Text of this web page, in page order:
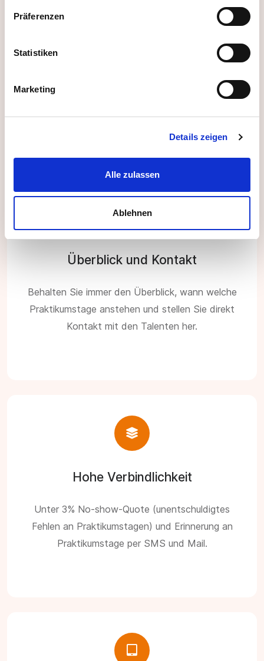
Präferenzen
Statistiken
Marketing
Details zeigen
Alle zulassen
Ablehnen
Fahrtweg Check (inkl. Öffis)
Überblick und Kontakt
Behalten Sie immer den Überblick, wann welche
Praktikumstage anstehen und stellen Sie direkt
Kontakt mit den Talenten her.
Hohe Verbindlichkeit
Unter 3% No-show-Quote (unentschuldigtes
Fehlen an Praktikumstagen) und Erinnerung an
Praktikumstage per SMS und Mail.